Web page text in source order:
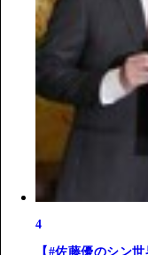
4
【#佐藤優のシン